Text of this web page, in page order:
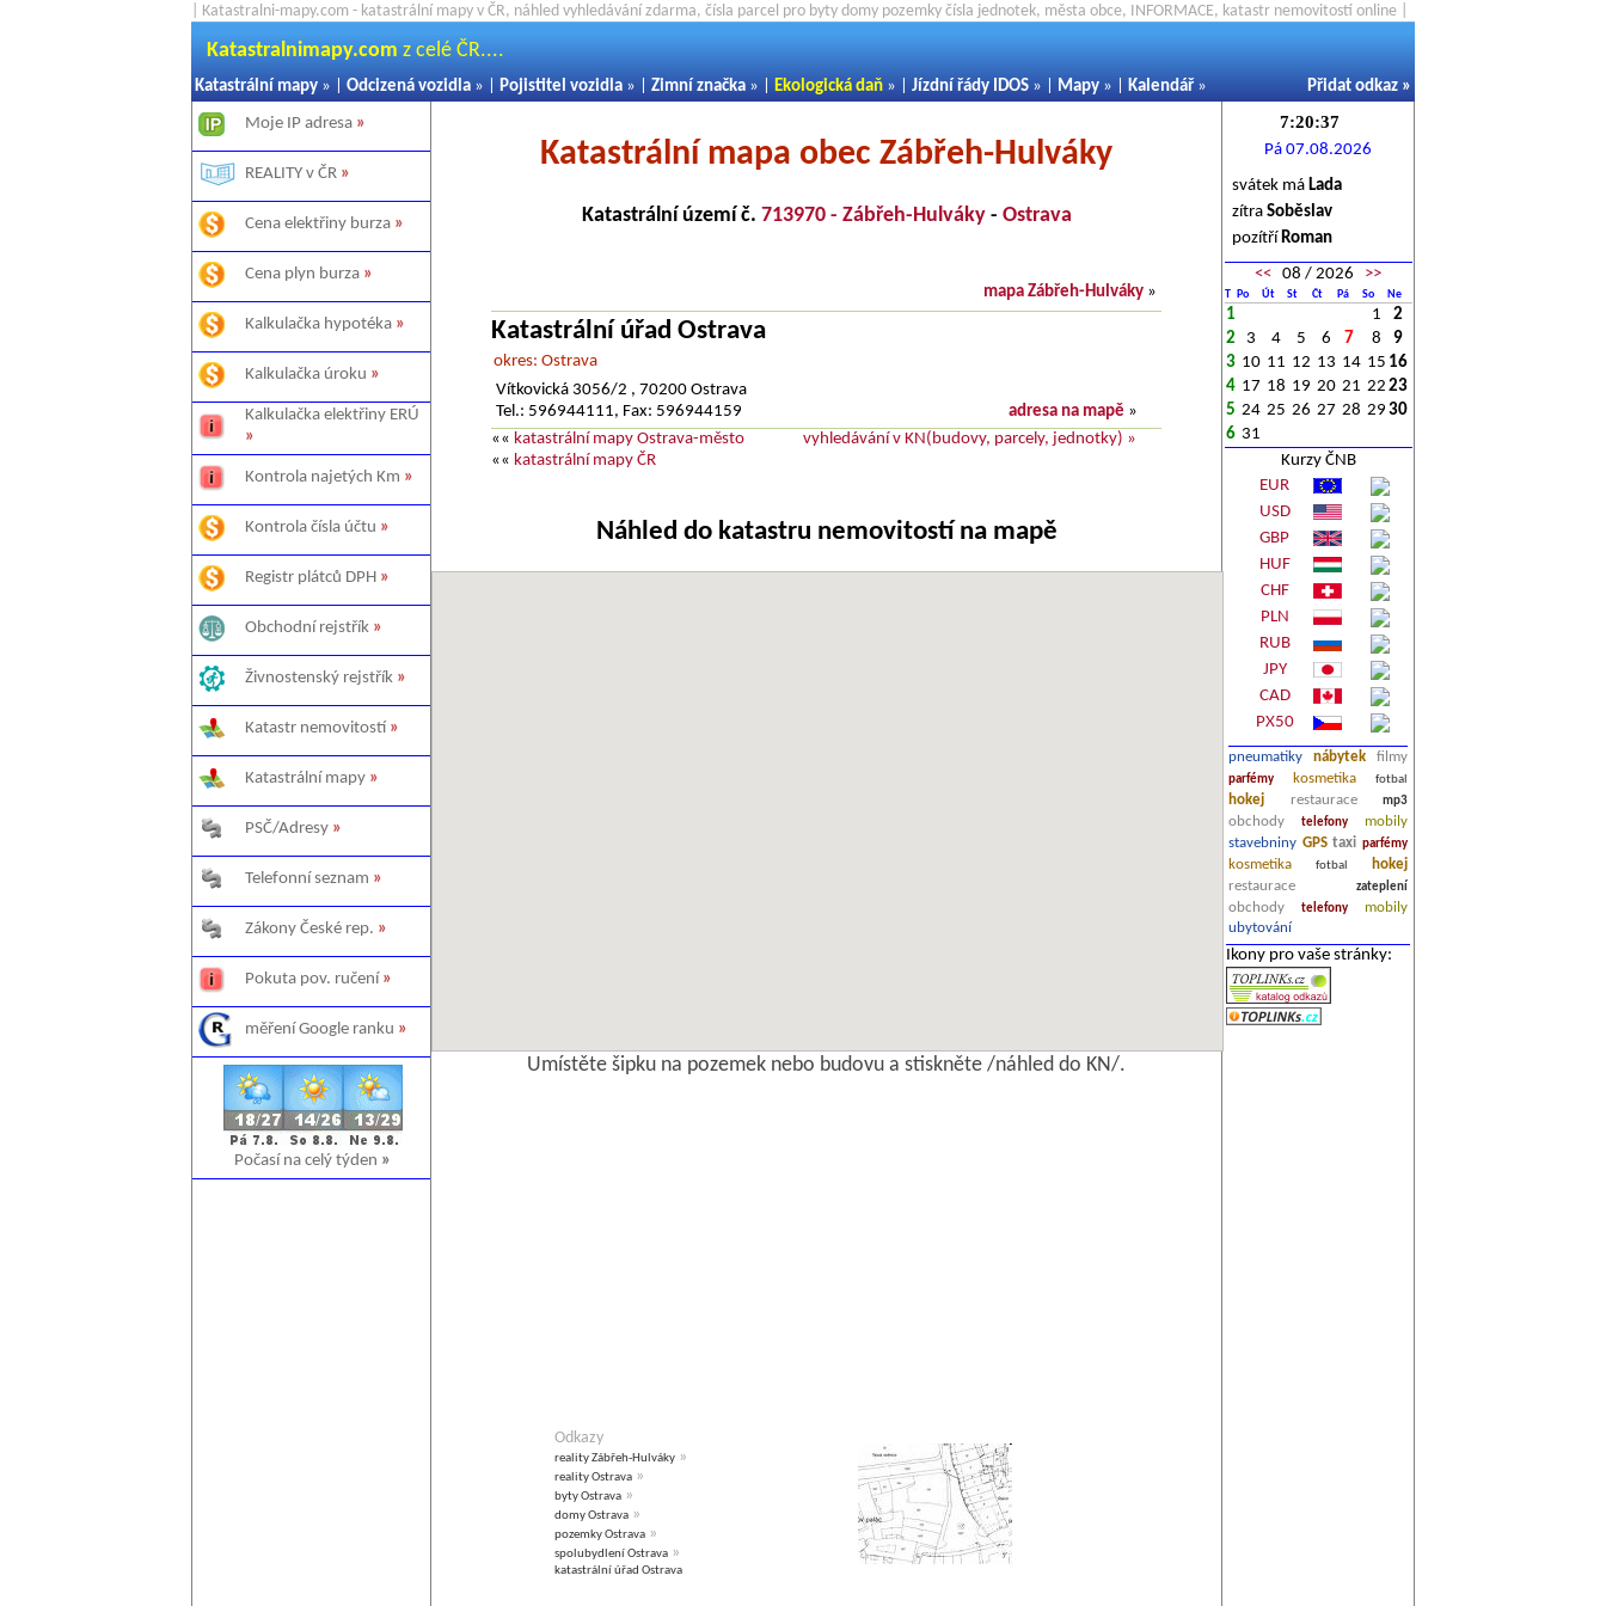
| Katastralni-mapy.com - katastrální mapy v ČR, náhled vyhledávání zdarma, čísla parcel pro byty domy pozemky čísla jednotek, města obce, INFORMACE, katastr nemovitostí online |
Katastralnimapy.com z celé ČR....
Katastrální mapy » | Odcizená vozidla » | Pojistitel vozidla » | Zimní značka » | Ekologická daň » | Jízdní řády IDOS » | Mapy » | Kalendář » Přidat odkaz »
Moje IP adresa »
REALITY v ČR »
Cena elektřiny burza »
Cena plyn burza »
Kalkulačka hypotéka »
Kalkulačka úroku »
Kalkulačka elektřiny ERÚ
»
Kontrola najetých Km »
Kontrola čísla účtu »
Registr plátců DPH »
Obchodní rejstřík »
Živnostenský rejstřík »
Katastr nemovitostí »
Katastrální mapy »
PSČ/Adresy »
Telefonní seznam »
Zákony České rep. »
Pokuta pov. ručení »
měření Google ranku »
Počasí na celý týden »
Katastrální mapa obec Zábřeh-Hulváky
Katastrální území č. 713970 - Zábřeh-Hulváky- Ostrava
mapa Zábřeh-Hulváky »
Katastrální úřad Ostrava
okres: Ostrava
Vítkovická 3056/2 , 70200 Ostrava
Tel.: 596944111, Fax: 596944159
adresa na mapě »
«« katastrální mapy Ostrava-město
«« katastrální mapy ČR
vyhledávání v KN(budovy, parcely, jednotky) »
Náhled do katastru nemovitostí na mapě
Umístěte šipku na pozemek nebo budovu a stiskněte /náhled do KN/.
Odkazy
reality Zábřeh-Hulváky »
reality Ostrava »
byty Ostrava »
domy Ostrava »
pozemky Ostrava »
spolubydlení Ostrava »
katastrální úřad Ostrava
Pá 07.08.2026
svátek má Lada
zítra Soběslav
pozítří Roman
<< 08 / 2026 >>
T Po Út St Čt Pá So Ne
1 1
2
2
3 4 5 6 7 8
9
3 10 11 12 13 14 15 16
4 17 18 19 20 21 22 23
5 24 25 26 27 28 29 30
6 31
Kurzy ČNB
EUR
USD
GBP
HUF
CHF
PLN
RUB
JPY
CAD
PX50
pneumatiky nábytek filmy
parfémy kosmetika fotbal
hokej restaurace mp3
obchody telefony
mobily
stavebniny GPS taxi parfémy
kosmetika fotbal
hokej
restaurace
zateplení
obchody telefony
mobily
ubytování
Ikony pro vaše stránky: